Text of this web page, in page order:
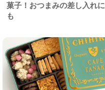
菓子！おつまみの差し入れに
も